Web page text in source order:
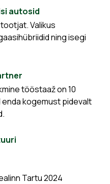
autosid
Valikus
ning isegi
tööstaaž on 10
kogemust pidevalt
Tartu 2024